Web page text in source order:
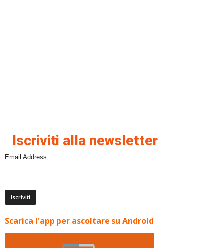
Iscriviti alla newsletter
Email Address
Scarica l'app per ascoltare su Android